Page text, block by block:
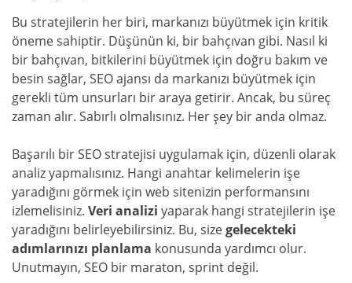
Bu stratejilerin her biri, markanızı büyütmek için kritik
öneme sahiptir. Düşünün ki, bir bahçıvan gibi. Nasıl ki
bir bahçıvan, bitkilerini büyütmek için doğru bakım ve
besin sağlar, SEO ajansı da markanızı büyütmek için
gerekli tüm unsurları bir araya getirir. Ancak, bu süreç
zaman alır. Sabırlı olmalısınız. Her şey bir anda olmaz.
Başarılı bir SEO stratejisi uygulamak için, düzenli olarak
analiz yapmalısınız. Hangi anahtar kelimelerin işe
yaradığını görmek için web sitenizin performansını
izlemelisiniz. Veri analizi yaparak hangi stratejilerin işe
yaradığını belirleyebilirsiniz. Bu, sizegelecekteki
adımlarınızı planlama konusunda yardımcı olur.
Unutmayın, SEO bir maraton, sprint değil.